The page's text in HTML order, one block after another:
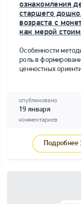
ознакомления
старшего
возраста с
как мерой
Особенности
роль в
ценностных
опубликовано
19 января
комментариев
Подробнее